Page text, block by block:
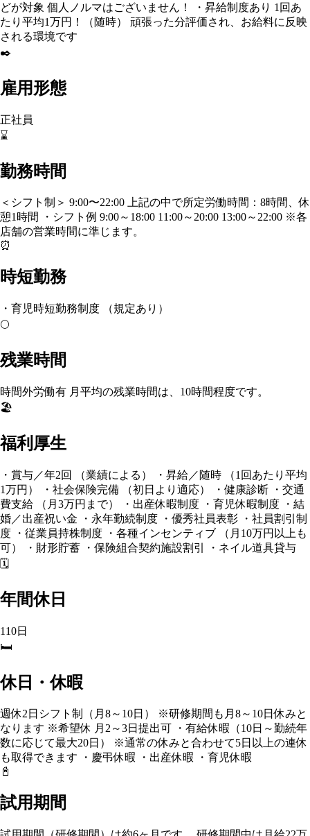
どが対象 個人ノルマはございません！ ・昇給制度あり 1回あ
たり平均1万円！（随時） 頑張った分評価され、お給料に反映
される環境です
✒️
雇用形態
正社員
⌛
勤務時間
＜シフト制＞ 9:00〜22:00 上記の中で所定労働時間：8時間、休
憩1時間 ・シフト例 9:00～18:00 11:00～20:00 13:00～22:00 ※各
店舗の営業時間に準じます。
⏰
時短勤務
・育児時短勤務制度 （規定あり）
🌕
残業時間
時間外労働有 月平均の残業時間は、10時間程度です。
🏖️
福利厚生
・賞与／年2回 （業績による） ・昇給／随時 （1回あたり平均
1万円） ・社会保険完備 （初日より適応） ・健康診断 ・交通
費支給 （月3万円まで） ・出産休暇制度 ・育児休暇制度 ・結
婚／出産祝い金 ・永年勤続制度 ・優秀社員表彰 ・社員割引制
度 ・従業員持株制度 ・各種インセンティブ （月10万円以上も
可） ・財形貯蓄 ・保険組合契約施設割引 ・ネイル道具貸与
🗓️
年間休日
110日
🛏️
休日・休暇
週休2日シフト制（月8～10日） ※研修期間も月8～10日休みと
なります ※希望休 月2～3日提出可 ・有給休暇（10日～勤続年
数に応じて最大20日） ※通常の休みと合わせて5日以上の連休
も取得できます ・慶弔休暇 ・出産休暇 ・育児休暇
📓
試用期間